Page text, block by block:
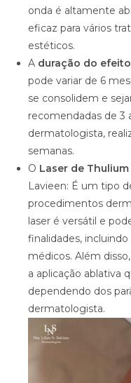
onda é altamente
eficaz para vários
estéticos.
A duração do
pode variar de 6
se consolidem e
recomendadas de 3
dermatologista,
semanas.
O Laser de Thulium
Lavieen: É um tipo
procedimentos
laser é versátil e
finalidades,
médicos. Além
a aplicação ablativa
dependendo dos
dermatologista.